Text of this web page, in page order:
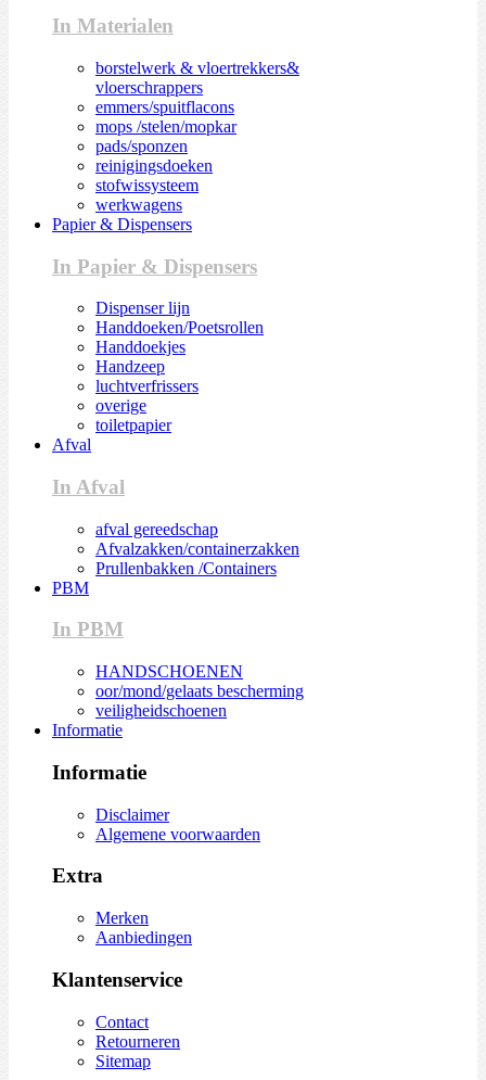
In Materialen
borstelwerk & vloertrekkers&
vloerschrappers
emmers/spuitflacons
mops /stelen/mopkar
pads/sponzen
reinigingsdoeken
stofwissysteem
werkwagens
Papier & Dispensers
In Papier & Dispensers
Dispenser lijn
Handdoeken/Poetsrollen
Handdoekjes
Handzeep
luchtverfrissers
overige
toiletpapier
Afval
In Afval
afval gereedschap
Afvalzakken/containerzakken
Prullenbakken /Containers
PBM
In PBM
HANDSCHOENEN
oor/mond/gelaats bescherming
veiligheidschoenen
Informatie
Informatie
Disclaimer
Algemene voorwaarden
Extra
Merken
Aanbiedingen
Klantenservice
Contact
Retourneren
Sitemap